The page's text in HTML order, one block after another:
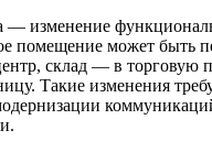
— изменение
помещение может быть
склад — в торговую
Такие изменения